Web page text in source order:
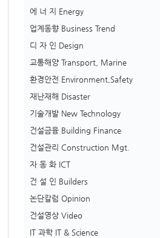
에 너 지 Energy
업계동향 Business Trend
디 자 인 Design
교통해양 Transport, Marine
환경안전 Environment,Safety
재난재해 Disaster
기술개발 New Technology
건설금융 Building Finance
건설관리 Construction Mgt.
자 동 화 ICT
건 설 인 Builders
논단칼럼 Opinion
건설영상 Video
IT 과학 IT & Science